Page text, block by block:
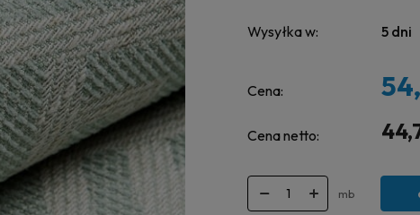
Wysyłka w: 5 dni
Cena:
Cena netto:
mb